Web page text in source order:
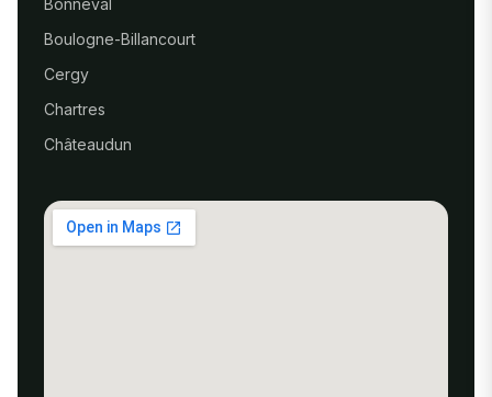
Bonneval
Boulogne-Billancourt
Cergy
Chartres
Châteaudun